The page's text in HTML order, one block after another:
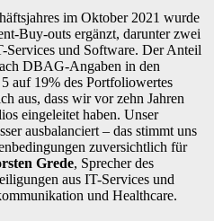
im Oktober 2021 wurde
Buy-outs ergänzt, darunter zwei
Services und Software. Der Anteil
DBAG-Angaben in den
auf 19% des Portfoliowertes
aus, dass wir vor zehn Jahren
eingeleitet haben. Unser
ausbalanciert – das stimmt uns
zuversichtlich für
Grede, Sprecher des
aus IT-Services und
und Healthcare.